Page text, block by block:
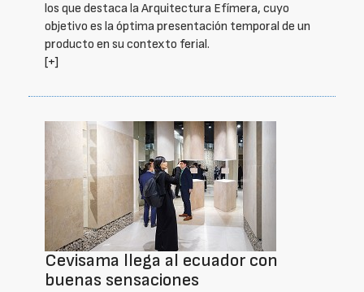
los que destaca la Arquitectura Efímera, cuyo
objetivo es la óptima presentación temporal de un
producto en su contexto ferial.
[+]
Cevisama llega al ecuador con
buenas sensaciones